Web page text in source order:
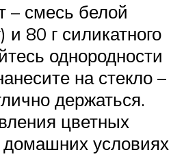
– смесь белой
и 80 г силикатного
однородности
на стекло –
держаться.
цветных
домашних условиях